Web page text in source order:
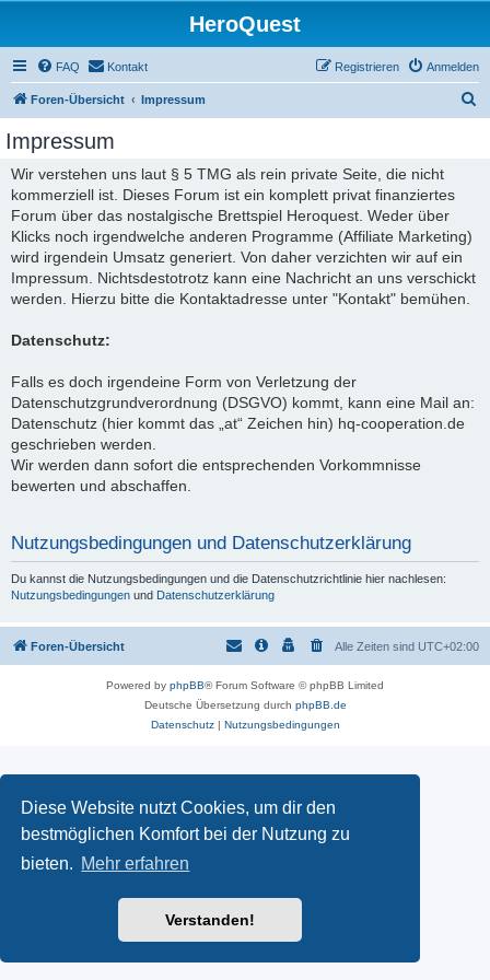
Diese Website nutzt Cookies, um dir den
bestmöglichen Komfort bei der Nutzung zu
bieten. Mehr erfahren
Verstanden!
HeroQuest
FAQ Kontakt Anmelden
Registrieren
Foren-Übersicht Impressum
Impressum
Wir verstehen uns laut § 5 TMG als rein private Seite, die nicht
kommerziell ist. Dieses Forum ist ein komplett privat finanziertes
Forum über das nostalgische Brettspiel Heroquest. Weder über
Klicks noch irgendwelche anderen Programme (Affiliate Marketing)
wird irgendein Umsatz generiert. Von daher verzichten wir auf ein
Impressum. Nichtsdestotrotz kann eine Nachricht an uns verschickt
werden. Hierzu bitte die Kontaktadresse unter "Kontakt" bemühen.
Datenschutz:
Falls es doch irgendeine Form von Verletzung der
Datenschutzgrundverordnung (DSGVO) kommt, kann eine Mail an:
Datenschutz (hier kommt das „at“ Zeichen hin) hq-cooperation.de
geschrieben werden.
Wir werden dann sofort die entsprechenden Vorkommnisse
bewerten und abschaffen.
Nutzungsbedingungen und Datenschutzerklärung
Du kannst die Nutzungsbedingungen und die Datenschutzrichtlinie hier nachlesen:
Nutzungsbedingungen und Datenschutzerklärung
Foren-Übersicht Alle Zeiten sind UTC+02:00
Powered by phpBB® Forum Software © phpBB Limited
Deutsche Übersetzung durch phpBB.de
Datenschutz| Nutzungsbedingungen